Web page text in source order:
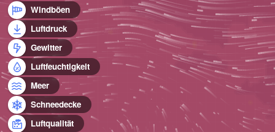
Windböen
Luftdruck
Gewitter
Luftfeuchtigkeit
Meer
Schneedecke
Luftqualität